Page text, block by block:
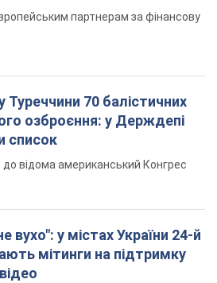
партнерам за фінансову
Туреччини 70 балістичних
озброєння: у Держдепі
список
відома американський Конгрес
вухо": у містах України 24-й
мітинги на підтримку